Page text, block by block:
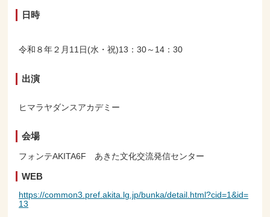
日時
令和８年２月11日(水・祝)13：30～14：30
出演
ヒマラヤダンスアカデミー
会場
フォンテAKITA6F あきた文化交流発信センター
WEB
https://common3.pref.akita.lg.jp/bunka/detail.html?cid=1&id=
13